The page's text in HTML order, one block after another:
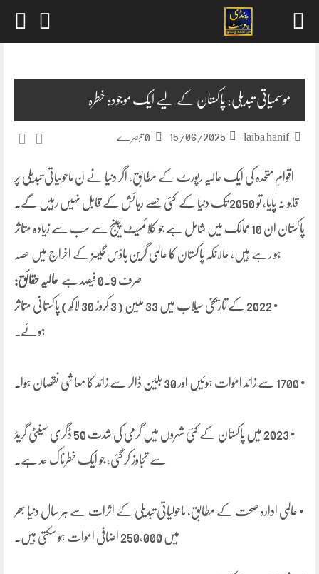
موسمیاتی تبدیلی: پاکستان کے لیے ایک موجودہ خطرہ
laiba hanif
15/06/2025
اقوامِ متحدہ کی ایک حالیہ رپورٹ کے مطابق، اگر دنیا نے ن ماحولیاتی تبدیلی پر
قابو نہ پایا، تو 2050 تک دنیا کے کئی حصے رہائش کے قابل نہیں رہیں گے۔
پاکستان ان 10 ممالک میں شامل ہے جو کلائمیٹ چینج سے سب سے زیادہ متاثر
ہو رہے ہیں، حالانکہ پاکستان کا عالمی گرین ہاؤس گیسز کے اخراج میں حصہ
صرف 0.9 فیصد ہے حالیہ حقائق:
• 2022 کے تاریخی سیلاب میں 33 ملین (3 کروڑ 30 لاکھ) پاکستانی متاثر
ہوئے۔
• 1700 سے زائد اموات ہوئیں اور 30 بلین ڈالر سے زائد کا معاشی نقصان ہوا۔
• 2023 میں پاکستان کے کئی شہروں میں گرمی کی شدت 50 ڈگری سینٹی گریڈ
سے تجاوز کر گئی، جو ایک خطرناک حد ہے۔
• عالمی ادارہ صحت کے مطابق، ماحولیاتی تبدیلی کے اثرات سے ہر سال دنیا بھر
میں 250,000 اضافی اموات ہو سکتی ہیں۔